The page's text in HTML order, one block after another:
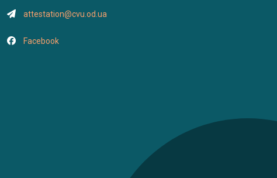
attestation@cvu.od.ua
Facebook